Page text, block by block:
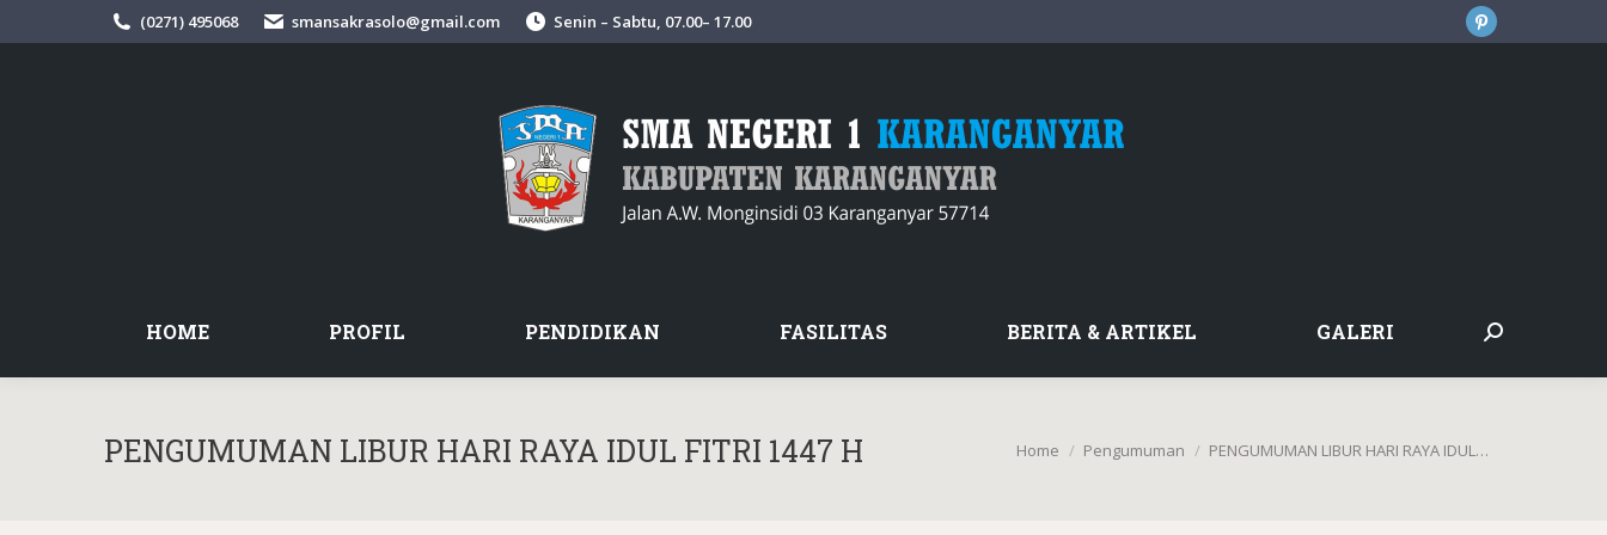
(0271) 495068 smansakrasolo@gmail.com Senin – Sabtu, 07.00– 17.00
Pinterest
HOME PROFIL PENDIDIKAN FASILITAS BERITA & ARTIKEL GALERI Search:
PENGUMUMAN LIBUR HARI RAYA IDUL FITRI 1447 H You are here:
Home Pengumuman PENGUMUMAN LIBUR HARI RAYA IDUL…